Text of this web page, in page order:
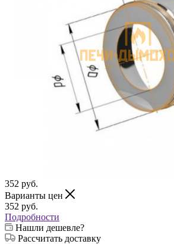
352 руб.
Варианты цен
352 руб.
Подробности
Нашли дешевле?
Рассчитать доставку